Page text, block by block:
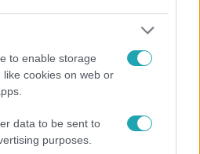
to enable storage
cookies on web or
data to be sent to
purposes.